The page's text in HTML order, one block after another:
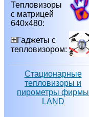
Тепловизоры
с матрицей
640х480:
Гаджеты с
тепловизором:
Стационарные
тепловизоры и
пирометры фирмы
LAND